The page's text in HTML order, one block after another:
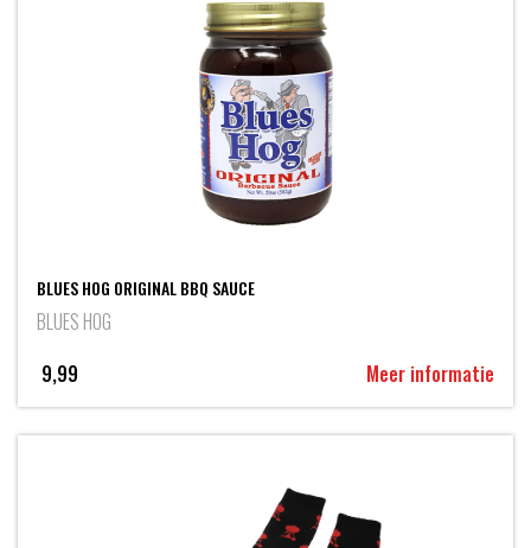
BLUES HOG ORIGINAL BBQ SAUCE
BLUES HOG
9,99
Meer informatie